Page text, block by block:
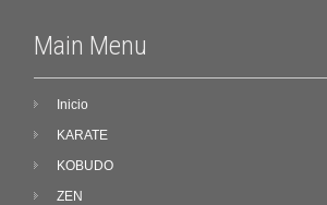
Main Menu
Inicio
KARATE
KOBUDO
ZEN